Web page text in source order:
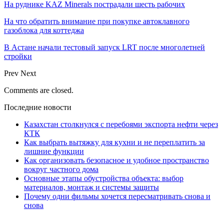
На руднике KAZ Minerals пострадали шесть рабочих
На что обратить внимание при покупке автоклавного
газоблока для коттеджа
В Астане начали тестовый запуск LRT после многолетней
стройки
Prev Next
Comments are closed.
Последние новости
Казахстан столкнулся с перебоями экспорта нефти через
КТК
Как выбрать вытяжку для кухни и не переплатить за
лишние функции
Как организовать безопасное и удобное пространство
вокруг частного дома
Основные этапы обустройства объекта: выбор
материалов, монтаж и системы защиты
Почему одни фильмы хочется пересматривать снова и
снова